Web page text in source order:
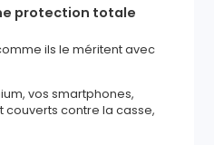
protection totale
ils le méritent avec
vos smartphones,
couverts contre la casse,